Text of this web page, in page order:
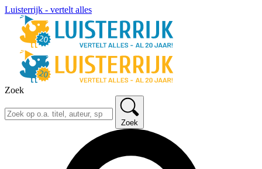
Luisterrijk - vertelt alles
Zoek
Zoek